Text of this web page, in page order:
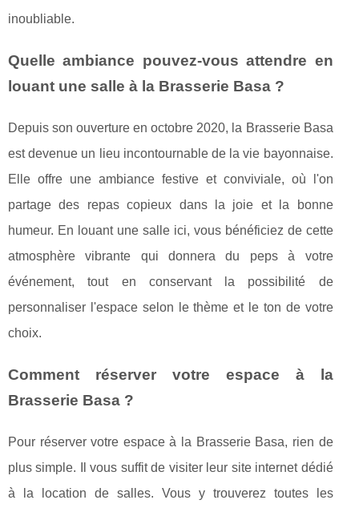
inoubliable.
Quelle ambiance pouvez-vous attendre en
louant une salle à la Brasserie Basa ?
Depuis son ouverture en octobre 2020, la Brasserie Basa
est devenue un lieu incontournable de la vie bayonnaise.
Elle offre une ambiance festive et conviviale, où l'on
partage des repas copieux dans la joie et la bonne
humeur. En louant une salle ici, vous bénéficiez de cette
atmosphère vibrante qui donnera du peps à votre
événement, tout en conservant la possibilité de
personnaliser l'espace selon le thème et le ton de votre
choix.
Comment réserver votre espace à la
Brasserie Basa ?
Pour réserver votre espace à la Brasserie Basa, rien de
plus simple. Il vous suffit de visiter leur site internet dédié
à la location de salles. Vous y trouverez toutes les